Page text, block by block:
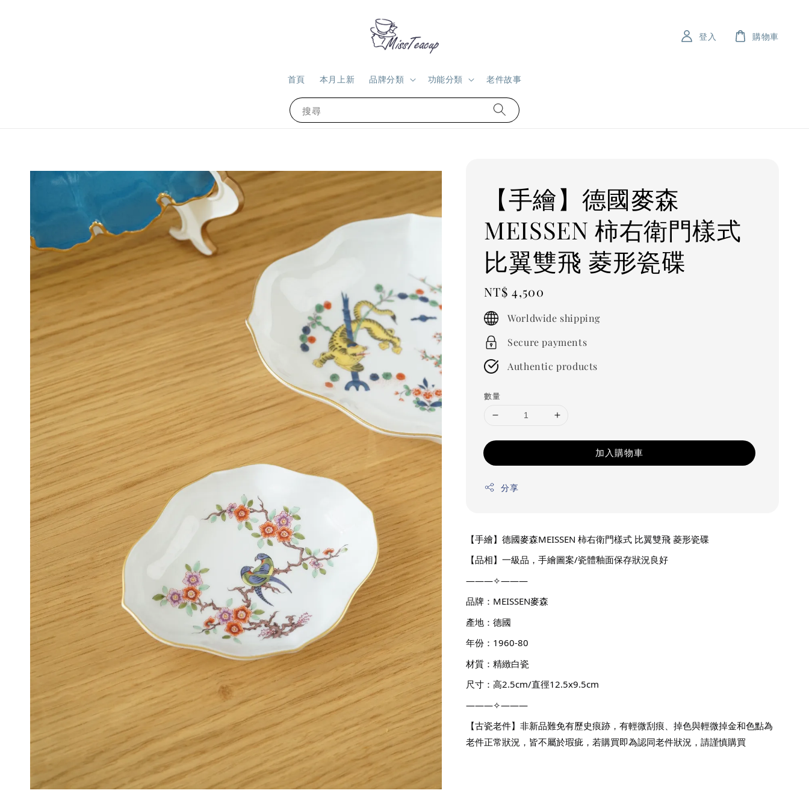
搜尋
首頁 本月上新 品牌分類 功能分類 老件故事
登入 購物車
【手繪】德國麥森
MEISSEN 柿右衛門樣式
比翼雙飛 菱形瓷碟
Regular
price
NT$ 4,500
Worldwide shipping
Secure payments
Authentic products
數量
加入購物車
分享
【手繪】德國麥森MEISSEN 柿右衛門樣式 比翼雙飛 菱形瓷碟
【品相】一級品，手繪圖案/瓷體釉面保存狀況良好
———✧———
品牌：MEISSEN麥森
產地：德國
年份：1960-80
材質：精緻白瓷
尺寸：高2.5cm/直徑12.5x9.5cm
———✧———
【古瓷老件】非新品難免有歷史痕跡，有輕微刮痕、掉色與輕微掉金和色點為
老件正常狀況，皆不屬於瑕疵，若購買即為認同老件狀況，請謹慎購買